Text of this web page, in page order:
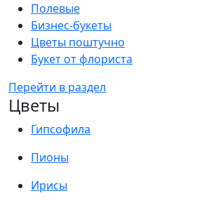
Полевые
Бизнес-букеты
Цветы поштучно
Букет от флориста
Перейти в раздел
Цветы
Гипсофила
Пионы
Ирисы